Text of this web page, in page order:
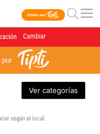
Cambiar
por
Ver categorías
según el local.